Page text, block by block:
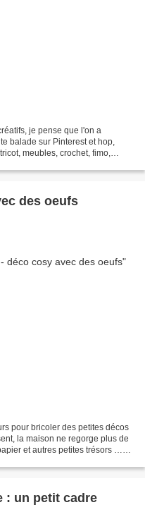
je pense que l'on a
balade sur Pinterest et hop,
meubles, crochet, fimo,
des oeufs
pour bricoler des petites décos
la maison ne regorge plus de
et autres petites trésors …
: un petit cadre